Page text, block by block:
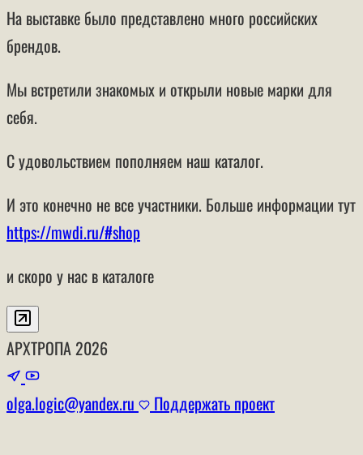
На выставке было представлено много российских
брендов.
Мы встретили знакомых и открыли новые марки для
себя.
С удовольствием пополняем наш каталог.
И это конечно не все участники. Больше информации тут
https://mwdi.ru/#shop
и скоро у нас в каталоге
АРХТРОПА 2026
olga.logic@yandex.ru Поддержать проект